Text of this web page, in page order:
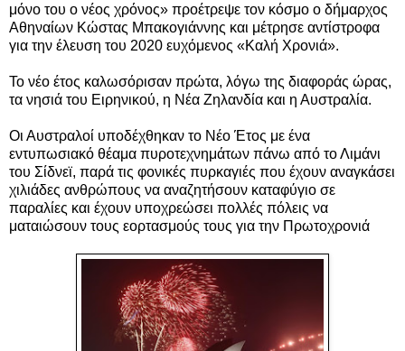
μόνο του ο νέος χρόνος» προέτρεψε τον κόσμο ο δήμαρχος
Αθηναίων Κώστας Μπακογιάννης και μέτρησε αντίστροφα
για την έλευση του 2020 ευχόμενος «Καλή Χρονιά».
Το νέο έτος καλωσόρισαν πρώτα, λόγω της διαφοράς ώρας,
τα νησιά του Ειρηνικού, η Νέα Ζηλανδία και η Αυστραλία.
Οι Αυστραλοί υποδέχθηκαν το Νέο Έτος με ένα
εντυπωσιακό θέαμα πυροτεχνημάτων πάνω από το Λιμάνι
του Σίδνεϊ, παρά τις φονικές πυρκαγιές που έχουν αναγκάσει
χιλιάδες ανθρώπους να αναζητήσουν καταφύγιο σε
παραλίες και έχουν υποχρεώσει πολλές πόλεις να
ματαιώσουν τους εορτασμούς τους για την Πρωτοχρονιά